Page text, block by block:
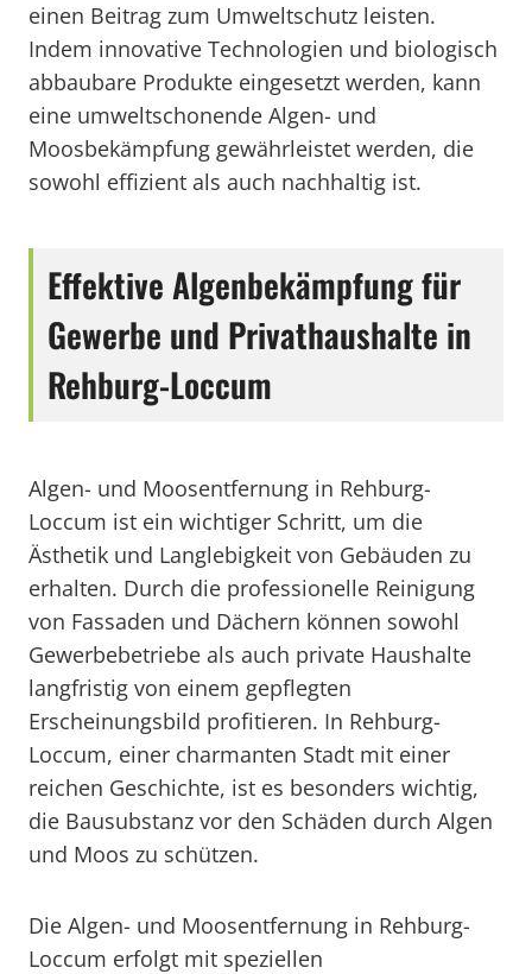
einen Beitrag zum Umweltschutz leisten.
Indem innovative Technologien und biologisch
abbaubare Produkte eingesetzt werden, kann
eine umweltschonende Algen- und
Moosbekämpfung gewährleistet werden, die
sowohl effizient als auch nachhaltig ist.
Effektive Algenbekämpfung für
Gewerbe und Privathaushalte in
Rehburg-Loccum
Algen- und Moosentfernung in Rehburg-
Loccum ist ein wichtiger Schritt, um die
Ästhetik und Langlebigkeit von Gebäuden zu
erhalten. Durch die professionelle Reinigung
von Fassaden und Dächern können sowohl
Gewerbebetriebe als auch private Haushalte
langfristig von einem gepflegten
Erscheinungsbild profitieren. In Rehburg-
Loccum, einer charmanten Stadt mit einer
reichen Geschichte, ist es besonders wichtig,
die Bausubstanz vor den Schäden durch Algen
und Moos zu schützen.
Die Algen- und Moosentfernung in Rehburg-
Loccum erfolgt mit speziellen